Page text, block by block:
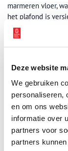
Deze website
We gebruiken
personaliseren,
en om ons
informatie over
partners voor
partners
marmeren vloer,
het plafond is
Het
maar aan
Publicatiedatum:
Ontvang